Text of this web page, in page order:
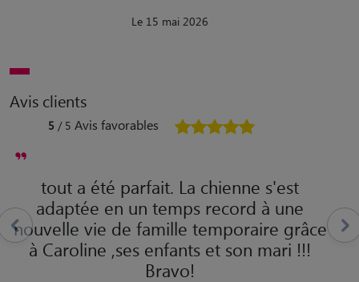
Le 15 mai 2026
Avis clients
5 / 5 Avis favorables
tout a été parfait. La chienne s'est
adaptée en un temps record à une
nouvelle vie de famille temporaire grâce
à Caroline ,ses enfants et son mari !!!
Bravo!